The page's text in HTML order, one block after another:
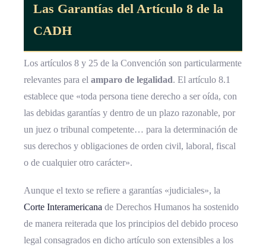
Las Garantías del Artículo 8 de la
CADH
Los artículos 8 y 25 de la Convención son particularmente
relevantes para el amparo de legalidad. El artículo 8.1
establece que «toda persona tiene derecho a ser oída, con
las debidas garantías y dentro de un plazo razonable, por
un juez o tribunal competente… para la determinación de
sus derechos y obligaciones de orden civil, laboral, fiscal
o de cualquier otro carácter».
Aunque el texto se refiere a garantías «judiciales», la
Corte Interamericana de Derechos Humanos ha sostenido
de manera reiterada que los principios del debido proceso
legal consagrados en dicho artículo son extensibles a los